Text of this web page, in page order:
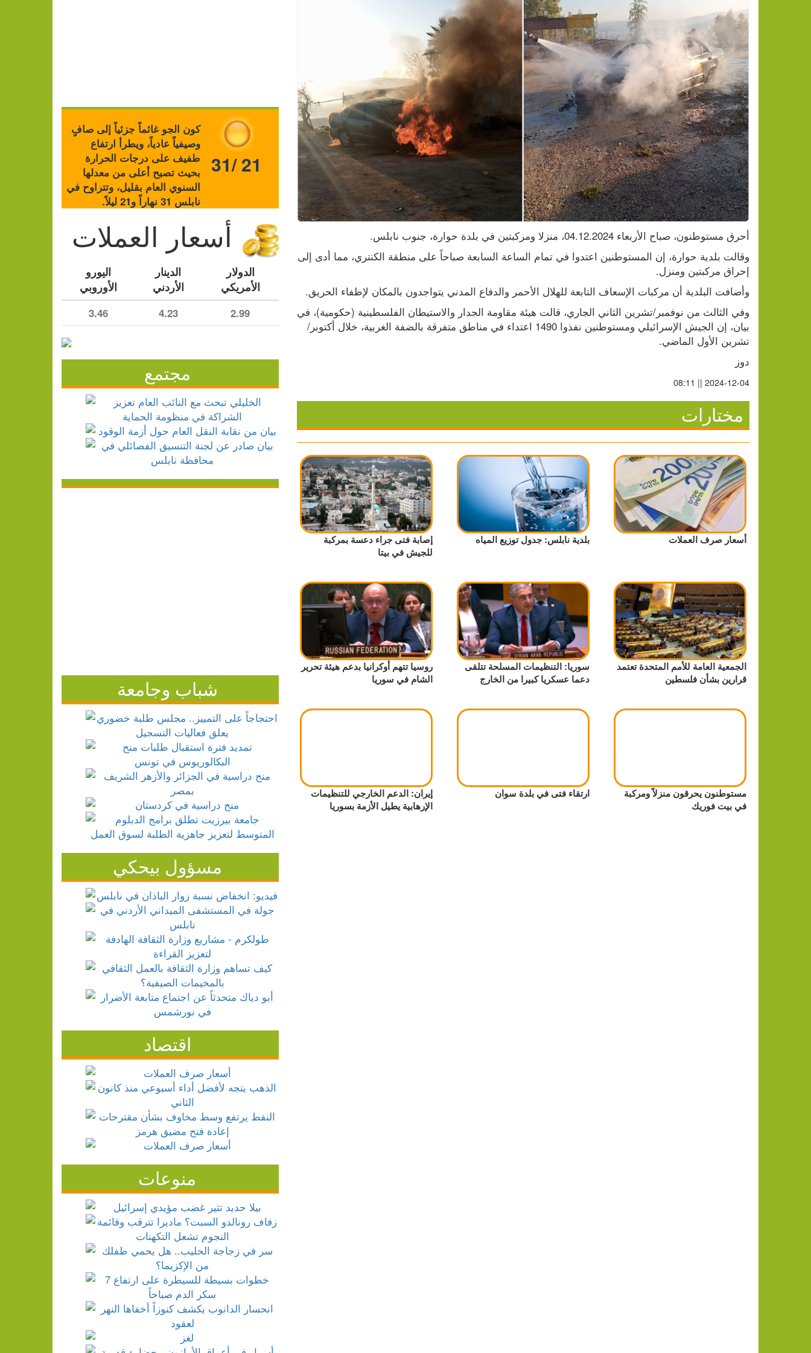
أحرق مستوطنون، صباح الأربعاء 04.12.2024، منزلا ومركبتين في بلدة حوارة، جنوب نابلس.
إحراق مركبتين ومنزل.
وأضافت البلدية أن مركبات الإسعاف التابعة للهلال الأحمر والدفاع المدني يتواجدون بالمكان لإطفاء الحريق.
بيان، إن الجيش الإسرائيلي ومستوطنين نفذوا 1490 اعتداء في مناطق متفرقة بالضفة الغربية، خلال أكتوبر/
تشرين الأول الماضي.
دوز
2024-12-04 || 08:11
مختارات
أسعار صرف العملات بلدية نابلس: جدول توزيع المياه
إصابة فتى جراء دعسة بمركبة
للجيش في بيتا
الجمعية العامة للأمم المتحدة تعتمد
قرارين بشأن فلسطين
سوريا: التنظيمات المسلحة تتلقى
دعما عسكريا كبيرا من الخارج
روسيا تتهم أوكرانيا بدعم هيئة تحرير
الشام في سوريا
مستوطنون يحرقون منزلاً ومركبة
في بيت فوريك
ارتقاء فتى في بلدة سوان
إيران: الدعم الخارجي للتنظيمات
الإرهابية يطيل الأزمة بسوريا
كون الجو غائماً جزئياً إلى صافٍ
وصيفياً عادياً، ويطرأ ارتفاع
طفيف على درجات الحرارة
بحيث تصبح أعلى من معدلها
السنوي العام بقليل، وتتراوح في
نابلس 31 نهاراً و21 ليلاً.
31/ 21
أسعار العملات
الدولار
الأمريكي
الدينار
الأردني
اليورو
الأوروبي
2.99
4.23
3.46
مجتمع
شباب وجامعة
مسؤول بيحكي
اقتصاد
منوعات